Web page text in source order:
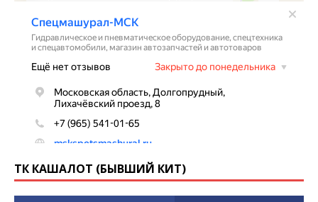
ТК КАШАЛОТ (БЫВШИЙ КИТ)